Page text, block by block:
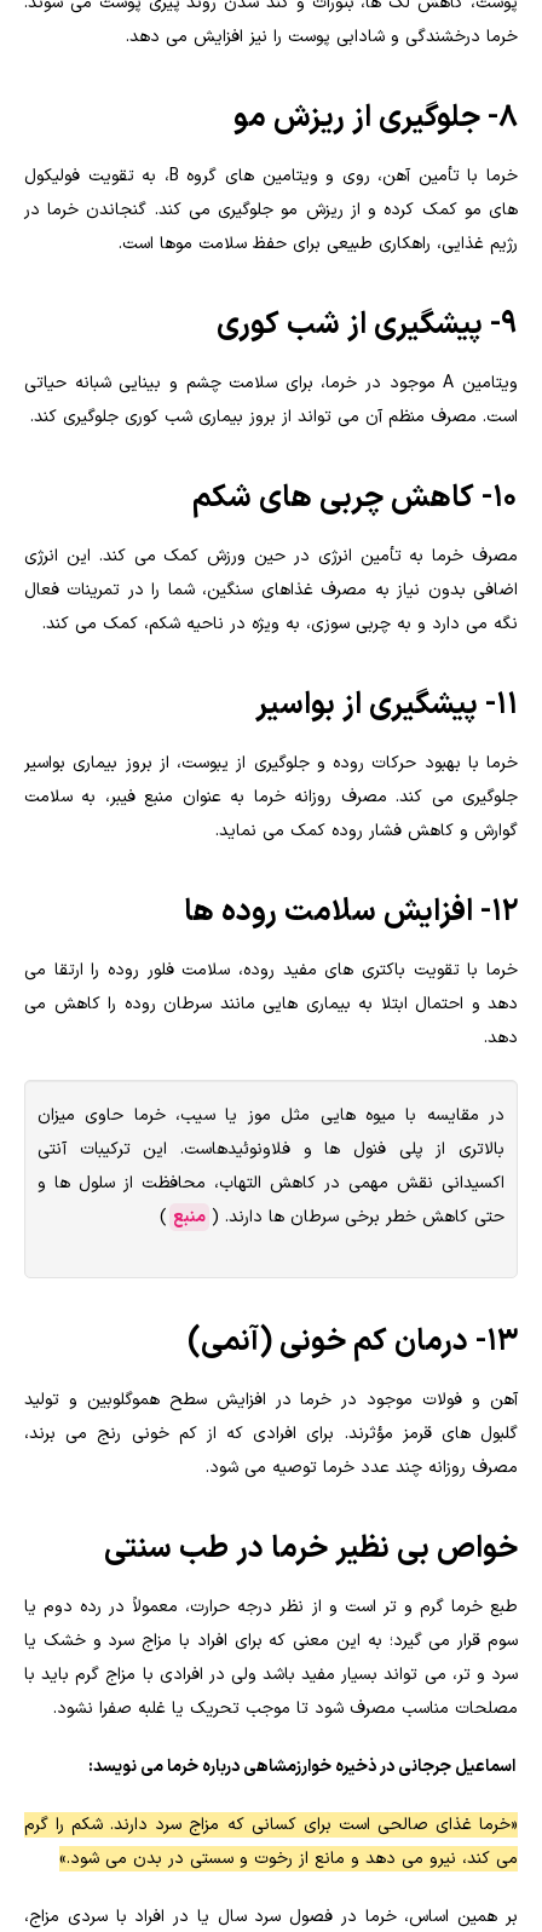
خرما درخشندگی و شادابی پوست را نیز افزایش می دهد.
8- جلوگیری از ریزش مو
خرما با تأمین آهن، روی و ویتامین های گروه B، به تقویت فولیکول
های مو کمک کرده و از ریزش مو جلوگیری می کند. گنجاندن خرما در
رژیم غذایی، راهکاری طبیعی برای حفظ سلامت موها است.
9- پیشگیری از شب کوری
ویتامین A موجود در خرما، برای سلامت چشم و بینایی شبانه حیاتی
است. مصرف منظم آن می تواند از بروز بیماری شب کوری جلوگیری کند.
10- کاهش چربی های شکم
مصرف خرما به تأمین انرژی در حین ورزش کمک می کند. این انرژی
اضافی بدون نیاز به مصرف غذاهای سنگین، شما را در تمرینات فعال
نگه می دارد و به چربی سوزی، به ویژه در ناحیه شکم، کمک می کند.
11- پیشگیری از بواسیر
خرما با بهبود حرکات روده و جلوگیری از یبوست، از بروز بیماری بواسیر
جلوگیری می کند. مصرف روزانه خرما به عنوان منبع فیبر، به سلامت
گوارش و کاهش فشار روده کمک می نماید.
12- افزایش سلامت روده ها
خرما با تقویت باکتری های مفید روده، سلامت فلور روده را ارتقا می
دهد و احتمال ابتلا به بیماری هایی مانند سرطان روده را کاهش می
دهد.
در مقایسه با میوه هایی مثل موز یا سیب، خرما حاوی میزان
بالاتری از پلی فنول ها و فلاونوئیدهاست. این ترکیبات آنتی
اکسیدانی نقش مهمی در کاهش التهاب، محافظت از سلول ها و
حتی کاهش خطر برخی سرطان ها دارند. ( منبع )
13- درمان کم خونی (آنمی)
آهن و فولات موجود در خرما در افزایش سطح هموگلوبین و تولید
گلبول های قرمز مؤثرند. برای افرادی که از کم خونی رنج می برند،
مصرف روزانه چند عدد خرما توصیه می شود.
خواص بی نظیر خرما در طب سنتی
طبع خرما گرم و تر است و از نظر درجه حرارت، معمولاً در رده دوم یا
سوم قرار می گیرد؛ به این معنی که برای افراد با مزاج سرد و خشک یا
سرد و تر، می تواند بسیار مفید باشد ولی در افرادی با مزاج گرم باید با
مصلحات مناسب مصرف شود تا موجب تحریک یا غلبه صفرا نشود.
اسماعیل جرجانی در ذخیره خوارزمشاهی درباره خرما می نویسد:
«خرما غذای صالحی است برای کسانی که مزاج سرد دارند. شکم را گرم
می کند، نیرو می دهد و مانع از رخوت و سستی در بدن می شود.»
بر همین اساس، خرما در فصول سرد سال یا در افراد با سردی مزاج،